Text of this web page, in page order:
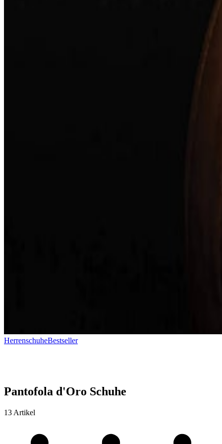
HerrenschuheBestseller
Pantofola d'Oro Schuhe
13 Artikel